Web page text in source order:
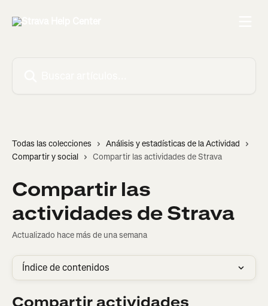
Todas las colecciones
Análisis y estadísticas de la Actividad
Compartir y social
Compartir las actividades de Strava
Compartir las
actividades de Strava
Actualizado hace más de una semana
Índice de contenidos